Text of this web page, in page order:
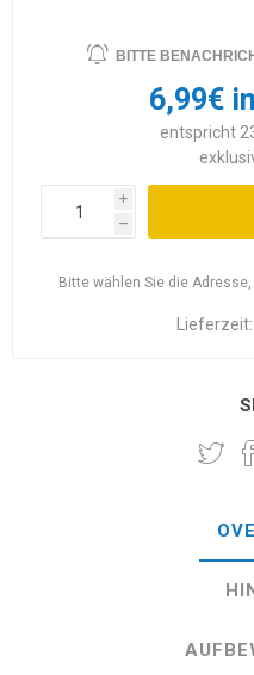
BITTE
6,99€
entspricht
i
h
Bitte wählen Sie die
Lieferzeit: